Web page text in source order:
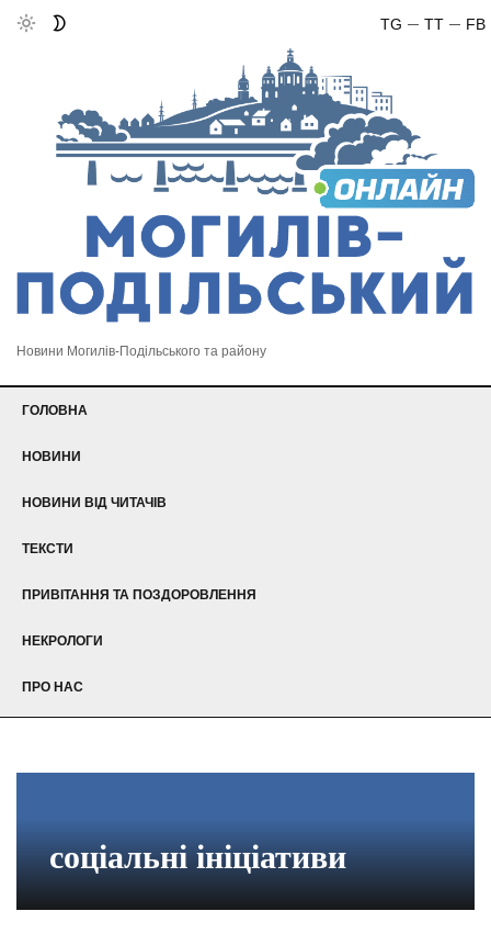
FB
TT
TG
Новини Могилів-Подільського та району
ГОЛОВНА
НОВИНИ
НОВИНИ ВІД ЧИТАЧІВ
ТЕКСТИ
ПРИВІТАННЯ ТА ПОЗДОРОВЛЕННЯ
НЕКРОЛОГИ
ПРО НАС
соціальні ініціативи